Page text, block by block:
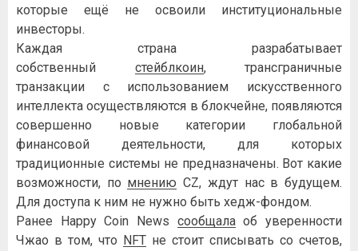
которые ещё не освоили институциональные
инвесторы.
Каждая страна разрабатывает
собственный стейблкоин, трансграничные
транзакции с использованием искусственного
интеллекта осуществляются в блокчейне, появляются
совершенно новые категории глобальной
финансовой деятельности, для которых
традиционные системы не предназначены. Вот какие
возможности, по мнению CZ, ждут нас в будущем.
Для доступа к ним не нужно быть хедж-фондом.
Ранее Happy Coin News сообщалаоб уверенности
Чжао в том, что NFT не стоит списывать со счетов,